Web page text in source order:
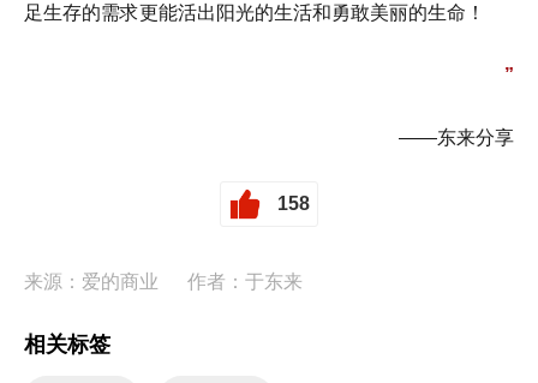
足生存的需求更能活出阳光的生活和勇敢美丽的生命！
”
——东来分享
158
来源：爱的商业 作者：于东来
相关标签